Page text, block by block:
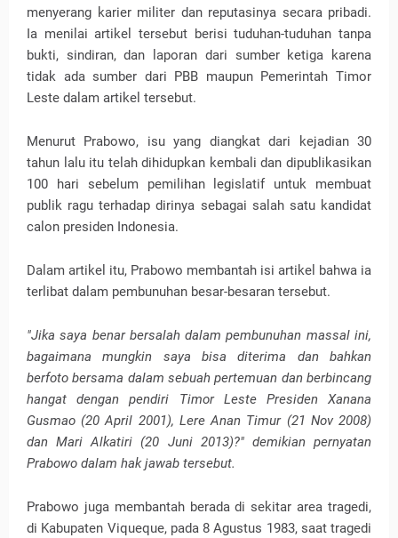
menyerang karier militer dan reputasinya secara pribadi.
Ia menilai artikel tersebut berisi tuduhan-tuduhan tanpa
bukti, sindiran, dan laporan dari sumber ketiga karena
tidak ada sumber dari PBB maupun Pemerintah Timor
Leste dalam artikel tersebut.
Menurut Prabowo, isu yang diangkat dari kejadian 30
tahun lalu itu telah dihidupkan kembali dan dipublikasikan
100 hari sebelum pemilihan legislatif untuk membuat
publik ragu terhadap dirinya sebagai salah satu kandidat
calon presiden Indonesia.
Dalam artikel itu, Prabowo membantah isi artikel bahwa ia
terlibat dalam pembunuhan besar-besaran tersebut.
"Jika saya benar bersalah dalam pembunuhan massal ini,
bagaimana mungkin saya bisa diterima dan bahkan
berfoto bersama dalam sebuah pertemuan dan berbincang
hangat dengan pendiri Timor Leste Presiden Xanana
Gusmao (20 April 2001), Lere Anan Timur (21 Nov 2008)
dan Mari Alkatiri (20 Juni 2013)?" demikian pernyatan
Prabowo dalam hak jawab tersebut.
Prabowo juga membantah berada di sekitar area tragedi,
di Kabupaten Viqueque, pada 8 Agustus 1983, saat tragedi